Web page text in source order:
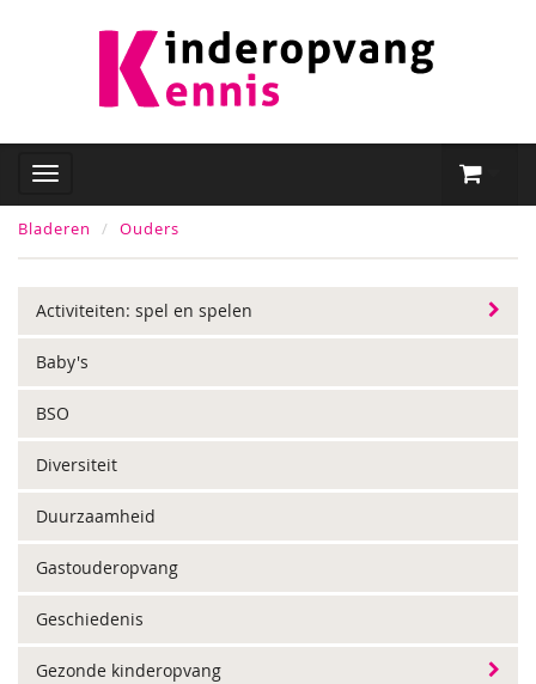
Bladeren Ouders
Activiteiten: spel en spelen
Baby's
BSO
Diversiteit
Duurzaamheid
Gastouderopvang
Geschiedenis
Gezonde kinderopvang